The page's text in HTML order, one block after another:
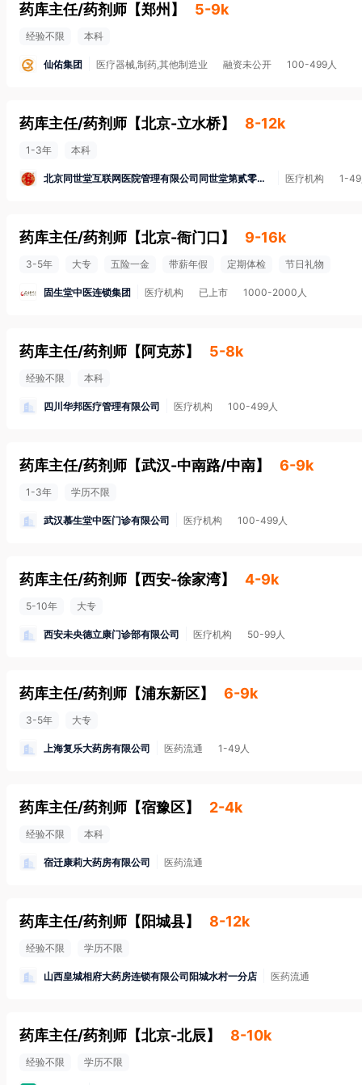
药库主任/药剂师 【郑州 】 5-9k
经验不限 本科
仙佑集团 医疗器械,制药,其他制造业 融资未公开 100-499人
药库主任/药剂师 【北京-立水桥】 8-12k
1-3年 本科
北京同世堂互联网医院管理有限公司同世堂第贰零叁中医诊所 医疗机构 1-
药库主任/药剂师 【北京-衙门口 】 9-16k
3-5年 大专 五险一金 带薪年假 定期体检 节日礼物
固生堂中医连锁集团 医疗机构 已上市 1000-2000人
药库主任/药剂师 【 阿克苏】 5-8k
经验不限 本科
四川华邦医疗管理有限公司 医疗机构 100-499人
药库主任/药剂师 【武汉-中南路/中南】 6-9k
1-3年 学历不限
武汉慕生堂中医门诊有限公司 医疗机构 100-499人
药库主任/药剂师 【西安-徐家湾】 4-9k
5-10年 大专
西安未央德立康门诊部有限公司 医疗机构 50-99人
药库主任/药剂师 【浦东新区】 6-9k
3-5年 大专
上海复乐大药房有限公司 医药流通 1-49人
药库主任/药剂师 【宿豫区】 2-4k
经验不限 本科
宿迁康莉大药房有限公司 医药流通
药库主任/药剂师 【 阳城县】 8-12k
经验不限 学历不限
山西皇城相府大药房连锁有限公司阳城水村一分店 医药流通
药库主任/药剂师 【北京-北辰】 8-10k
经验不限 学历不限